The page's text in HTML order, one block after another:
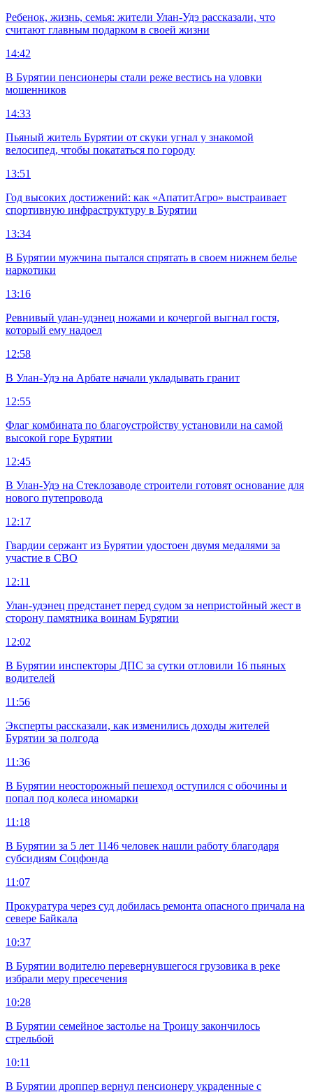
Ребенок, жизнь, семья: жители Улан-Удэ рассказали, что
считают главным подарком в своей жизни
14:42
В Бурятии пенсионеры стали реже вестись на уловки
мошенников
14:33
Пьяный житель Бурятии от скуки угнал у знакомой
велосипед, чтобы покататься по городу
13:51
Год высоких достижений: как «АпатитАгро» выстраивает
спортивную инфраструктуру в Бурятии
13:34
В Бурятии мужчина пытался спрятать в своем нижнем белье
наркотики
13:16
Ревнивый улан-удэнец ножами и кочергой выгнал гостя,
который ему надоел
12:58
В Улан-Удэ на Арбате начали укладывать гранит
12:55
Флаг комбината по благоустройству установили на самой
высокой горе Бурятии
12:45
В Улан-Удэ на Стеклозаводе строители готовят основание для
нового путепровода
12:17
Гвардии сержант из Бурятии удостоен двумя медалями за
участие в СВО
12:11
Улан-удэнец предстанет перед судом за непристойный жест в
сторону памятника воинам Бурятии
12:02
В Бурятии инспекторы ДПС за сутки отловили 16 пьяных
водителей
11:56
Эксперты рассказали, как изменились доходы жителей
Бурятии за полгода
11:36
В Бурятии неосторожный пешеход оступился с обочины и
попал под колеса иномарки
11:18
В Бурятии за 5 лет 1146 человек нашли работу благодаря
субсидиям Соцфонда
11:07
Прокуратура через суд добилась ремонта опасного причала на
севере Байкала
10:37
В Бурятии водителю перевернувшегося грузовика в реке
избрали меру пресечения
10:28
В Бурятии семейное застолье на Троицу закончилось
стрельбой
10:11
В Бурятии дроппер вернул пенсионеру украденные с